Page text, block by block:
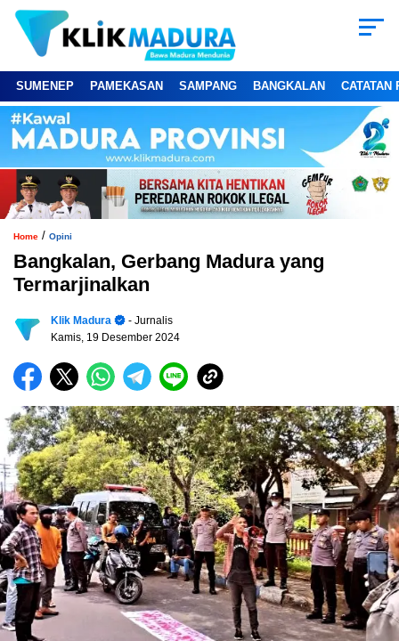
SUMENEP PAMEKASAN SAMPANG BANGKALAN CATATAN
Home / Opini
Bangkalan, Gerbang Madura yang
Termarjinalkan
Klik Madura
- Jurnalis
Kamis, 19 Desember 2024